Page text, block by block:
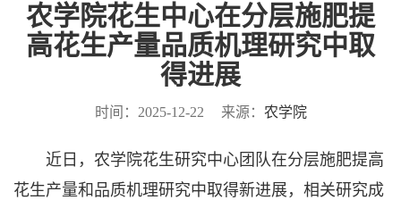
农学院花生中心在分层施肥提
高花生产量品质机理研究中取
得进展
时间：2025-12-22 来源： 农学院
近日，农学院花生研究中心团队在分层施肥提高
花生产量和品质机理研究中取得新进展，相关研究成